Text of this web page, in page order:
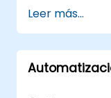
programación
consulta el
Pruebas de
Leer más...